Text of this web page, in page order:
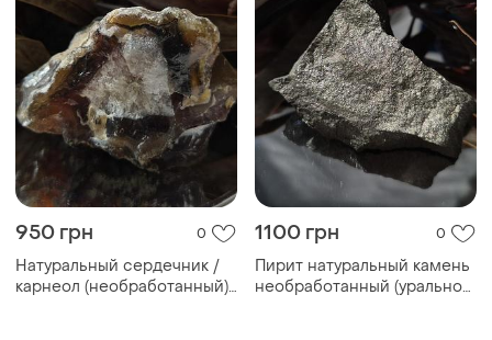
950 грн 0
Натуральный сердечник /
карнеол (необработанный)
1100 грн 0
Пирит натуральный камень
необработанный (уральное